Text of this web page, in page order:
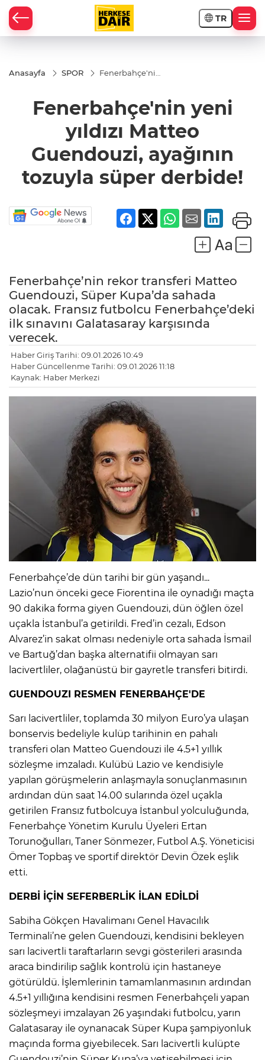
TR
Anasayfa SPOR
Fenerbahçe'nin
Guendouzi,
ayağının
tozuyla süper
derbide!
Fenerbahçe'nin yeni
yıldızı Matteo
Guendouzi, ayağının
tozuyla süper derbide!
Fenerbahçe’nin rekor transferi Matteo
Guendouzi, Süper Kupa’da sahada
olacak. Fransız futbolcu Fenerbahçe’deki
ilk sınavını Galatasaray karşısında
verecek.
Haber Giriş Tarihi: 09.01.2026 10:49
Haber Güncellenme Tarihi: 09.01.2026 11:18
Kaynak: Haber Merkezi
Fenerbahçe’de dün tarihi bir gün yaşandı...
Lazio’nun önceki gece Fiorentina ile oynadığı maçta
90 dakika forma giyen Guendouzi, dün öğlen özel
uçakla İstanbul’a getirildi. Fred’in cezalı, Edson
Alvarez’in sakat olması nedeniyle orta sahada İsmail
ve Bartuğ’dan başka alternatifii olmayan sarı
lacivertliler, olağanüstü bir gayretle transferi bitirdi.
GUENDOUZI RESMEN FENERBAHÇE'DE
Sarı lacivertliler, toplamda 30 milyon Euro’ya ulaşan
bonservis bedeliyle kulüp tarihinin en pahalı
transferi olan Matteo Guendouzi ile 4.5+1 yıllık
sözleşme imzaladı. Kulübü Lazio ve kendisiyle
yapılan görüşmelerin anlaşmayla sonuçlanmasının
ardından dün saat 14.00 sularında özel uçakla
getirilen Fransız futbolcuya İstanbul yolculuğunda,
Fenerbahçe Yönetim Kurulu Üyeleri Ertan
Torunoğulları, Taner Sönmezer, Futbol A.Ş. Yöneticisi
Ömer Topbaş ve sportif direktör Devin Özek eşlik
etti.
DERBİ İÇİN SEFERBERLİK İLAN EDİLDİ
Sabiha Gökçen Havalimanı Genel Havacılık
Terminali’ne gelen Guendouzi, kendisini bekleyen
sarı lacivertli taraftarların sevgi gösterileri arasında
araca bindirilip sağlık kontrolü için hastaneye
götürüldü. İşlemlerinin tamamlanmasının ardından
4.5+1 yıllığına kendisini resmen Fenerbahçeli yapan
sözleşmeyi imzalayan 26 yaşındaki futbolcu, yarın
Galatasaray ile oynanacak Süper Kupa şampiyonluk
maçında forma giyebilecek. Sarı lacivertli kulüpte